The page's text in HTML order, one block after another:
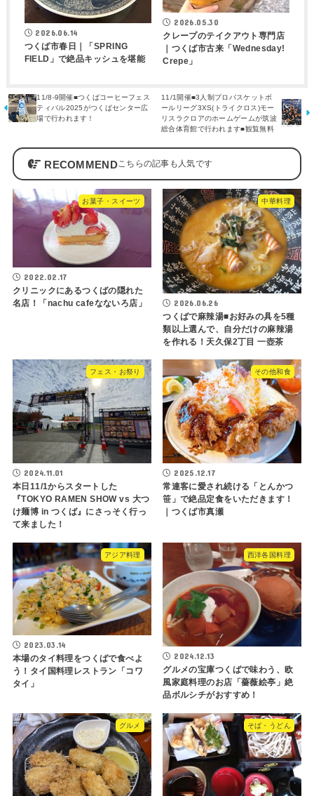
2026.06.14
つくば市春日｜「SPRING
FIELD」で絶品キッシュを堪能
2026.05.30
クレープのテイクアウト専門店
｜つくば市古来「Wednesday!
Crepe」
11/8-9開催■つくばコーヒーフェス
ティバル2025がつくばセンター広
場で行われます！
11/1開催■3人制プロバスケットボ
ールリーグ3XS(トライクロス)モー
リスラクロアのホームゲームが筑波
総合体育館で行われます■観覧無料
RECOMMEND
お菓子・スイーツ
2022.02.17
クリニックにあるつくばの隠れた
名店！「nachu cafeなないろ店」
中華料理
2026.06.26
つくばで麻辣湯■お好みの具を5種
類以上選んで、自分だけの麻辣湯
を作れる！天久保2丁目 一壺茶
フェス・お祭り
2024.11.01
本日11/1からスタートした
『TOKYO RAMEN SHOW vs 大つ
け麺博 in つくば』にさっそく行っ
て来ました！
その他和食
2025.12.17
常連客に愛され続ける「とんかつ
笹」で絶品定食をいただきます！
｜つくば市真瀬
アジア料理
2023.03.14
本場のタイ料理をつくばで食べよ
う！タイ国料理レストラン「コワ
タイ」
西洋各国料理
2024.12.13
グルメの宝庫つくばで味わう、欧
風家庭料理のお店「薔薇絵亭」絶
品ボルシチがおすすめ！
グルメ そば・うどん